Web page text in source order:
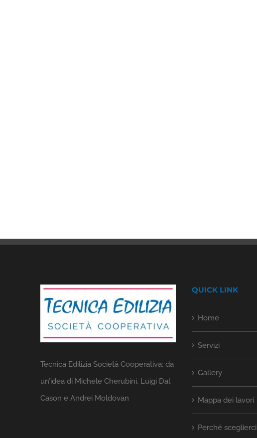
Tecnica Edilizia Società Cooperativa: da
un’idea di Michele Cherubini, Luigi Dal
Cason e Andrei Moldovan
QUICK LINK
Home
Servizi
Gallery
Mappa dei lavori
Perché sceglierci